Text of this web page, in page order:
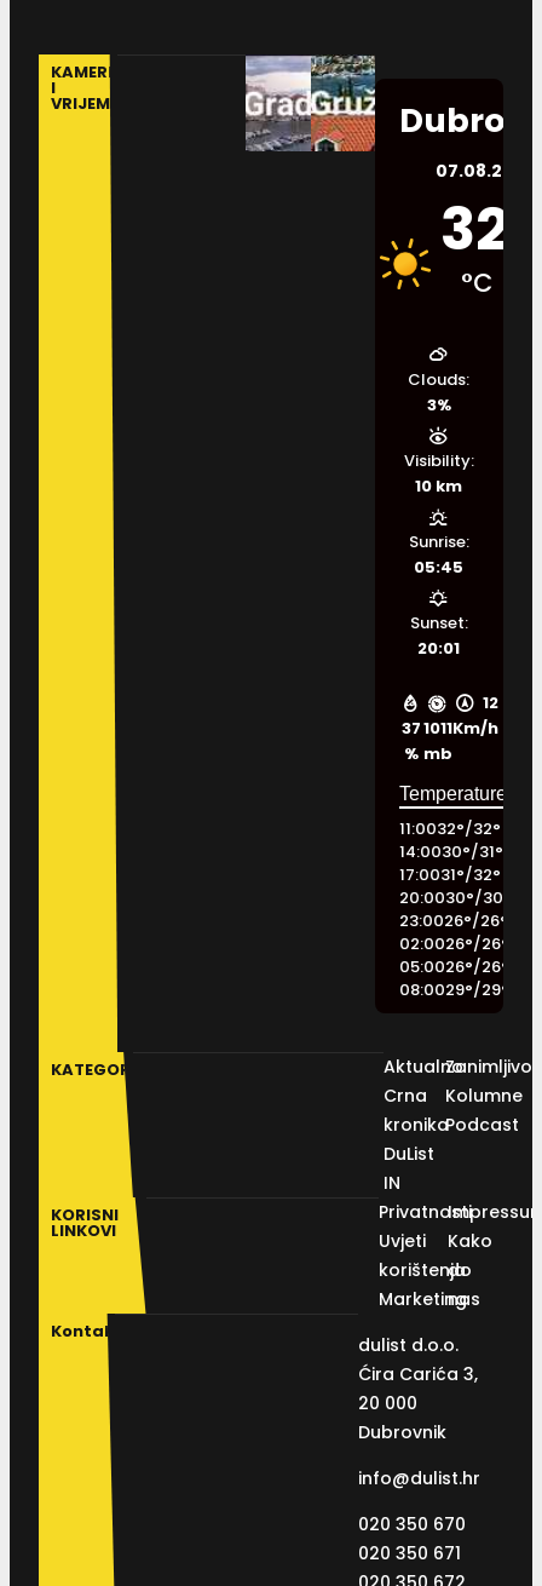
KAMERE
I
VRIJEME
07.08.2026.
32
°C
37
%
1011
mb
12
Km/h
Clouds:
3%
Visibility:
10 km
Sunrise:
05:45
Sunset:
20:01
11:0032°/32°
14:0030°/31°
17:0031°/32°
20:0030°/30
23:0026°/26°
02:0026°/26°
05:0026°/26°
08:0029°/29°
KATEGORIJE
Aktualno
Crna
kronika
DuList
IN
Kolumne
Podcast
KORISNI
LINKOVI
Privatnosti
Uvjeti
korištenja
Marketing
Kako
do
nas
Kontakt
dulist d.o.o.
Ćira Carića 3,
20 000
Dubrovnik
info@dulist.hr
020 350 670
020 350 671